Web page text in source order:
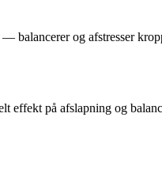
balancerer og afstresser
effekt på afslapning og